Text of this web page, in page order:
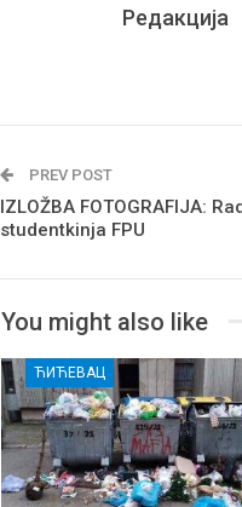
Редакција
PREV POST
IZLOŽBA FOTOGRAFIJA:
studentkinja FPU
You might also like
ЋИЋЕВАЦ